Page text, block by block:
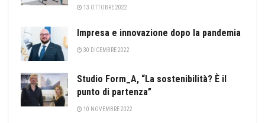
13 OTTOBRE 2022
Impresa e innovazione dopo la pandemia
30 DICEMBRE 2022
Studio Form_A, “La sostenibilità? È il
punto di partenza”
10 NOVEMBRE 2022